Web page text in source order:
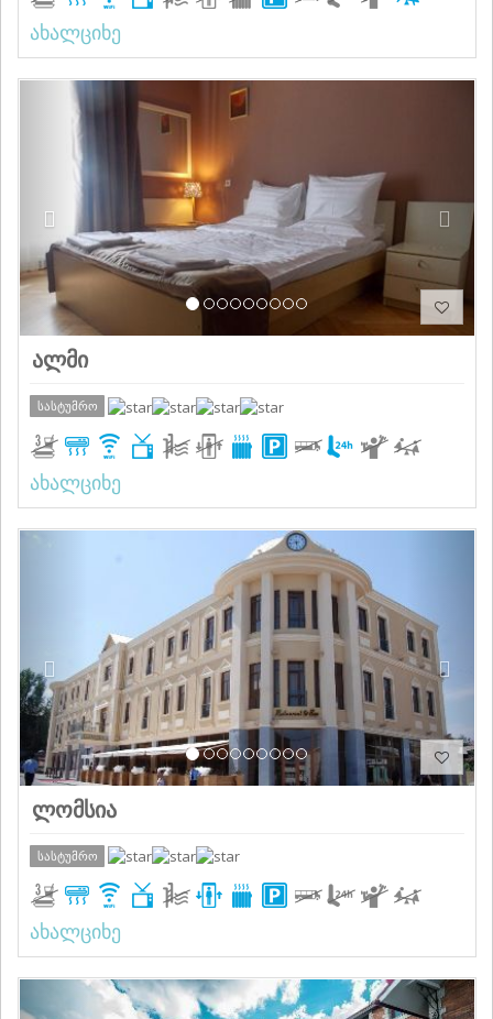
ახალციხე
Previous
ალმი
სასტუმრო
ახალციხე
ლომსია
სასტუმრო
ახალციხე
Previous Next